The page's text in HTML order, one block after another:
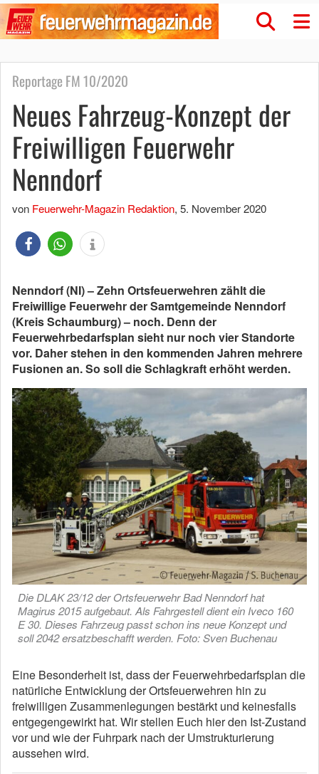
Reportage FM 10/2020
Neues Fahrzeug-Konzept der
Freiwilligen Feuerwehr
Nenndorf
von Feuerwehr-Magazin Redaktion, 5. November 2020
Nenndorf (NI) – Zehn Ortsfeuerwehren zählt die
Freiwillige Feuerwehr der Samtgemeinde Nenndorf
(Kreis Schaumburg) – noch. Denn der
Feuerwehrbedarfsplan sieht nur noch vier Standorte
vor. Daher stehen in den kommenden Jahren mehrere
Fusionen an. So soll die Schlagkraft erhöht werden.
Die DLAK 23/12 der Ortsfeuerwehr Bad Nenndorf hat
Magirus 2015 aufgebaut. Als Fahrgestell dient ein Iveco 160
E 30. Dieses Fahrzeug passt schon ins neue Konzept und
soll 2042 ersatzbeschafft werden. Foto: Sven Buchenau
Eine Besonderheit ist, dass der Feuerwehrbedarfsplan die
natürliche Entwicklung der Ortsfeuerwehren hin zu
freiwilligen Zusammenlegungen bestärkt und keinesfalls
entgegengewirkt hat. Wir stellen Euch hier den Ist-Zustand
vor und wie der Fuhrpark nach der Umstrukturierung
aussehen wird.